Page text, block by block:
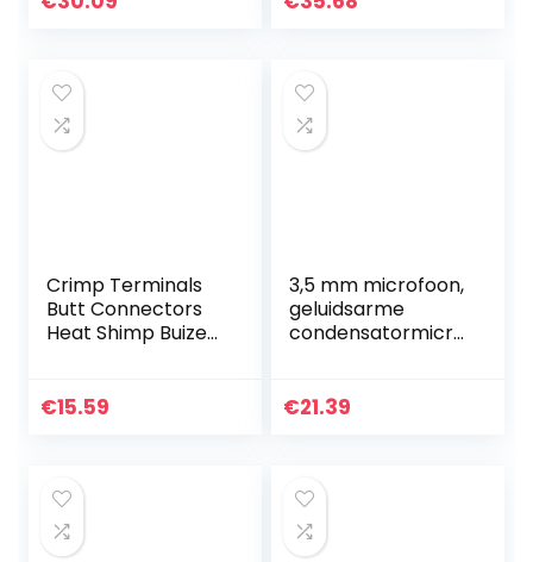
Crimp Terminals
Butt Connectors
Heat Shimp Buizen
opbergtas (6
€15.59
3,5 mm microfoon,
geluidsarme
condensatormicro
erenties voor alle
€21.39